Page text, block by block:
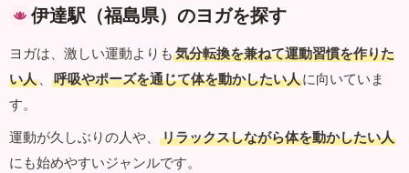
伊達駅（福島県）のヨガを探す
ヨガは、激しい運動よりも 気分転換を兼ねて運動習慣を作りた
い人 、 呼吸やポーズを通じて体を動かしたい人に向いていま
す。
運動が久しぶりの人や、
リラックスしながら体を動かしたい人
にも始めやすいジャンルです。